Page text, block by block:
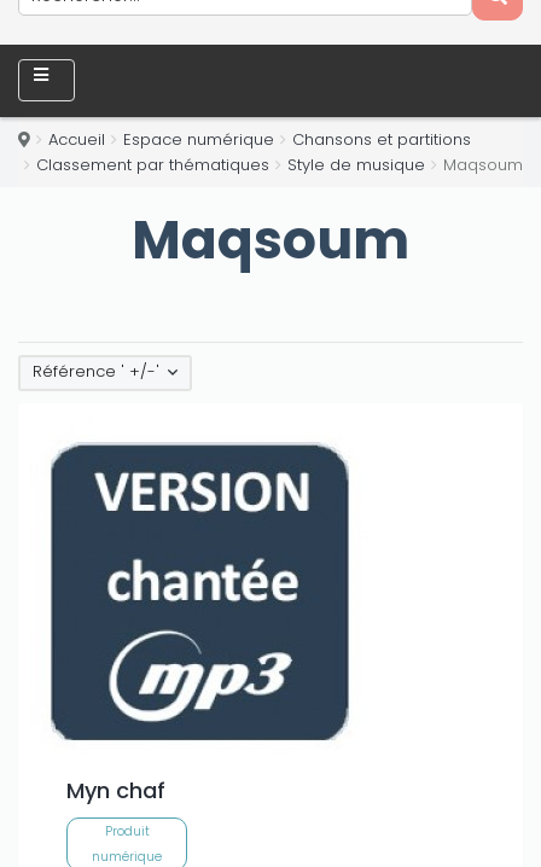
Accueil Espace numérique
Chansons et partitions
Classement par thématiques
Style de musique Maqsoum
Maqsoum
Référence ' +/-'
Myn chaf
Produit
numérique